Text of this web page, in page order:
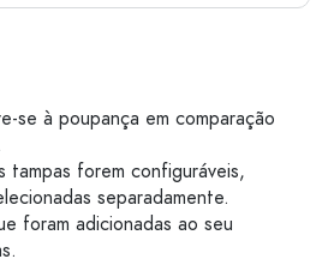
se à poupança em comparação
tampas forem configuráveis,
separadamente.
foram adicionadas ao seu